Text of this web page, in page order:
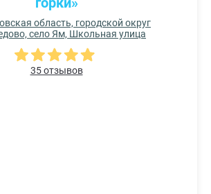
область, городской округ
село Ям, Школьная улица
35 отзывов